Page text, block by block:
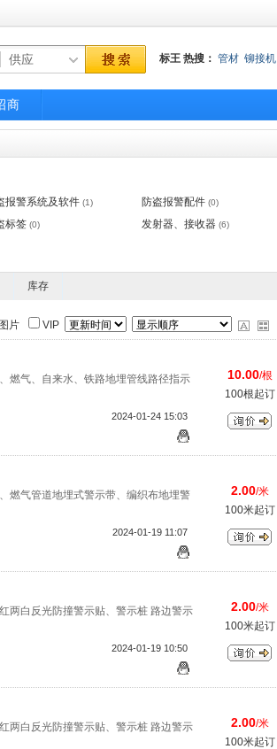
标王 热搜： 管材 铆接机
商
报警系统及软件 (1) 防盗报警配件 (0)
标签 (0) 发射器、接收器 (6)
库存
图片 VIP
燃气、自来水、铁路地埋管线路径指示
2024-01-24 15:03
10.00/根
100根起订
燃气管道地埋式警示带、编织布地埋警
2024-01-19 11:07
2.00/米
100米起订
两白反光防撞警示贴、警示桩 路边警示
2024-01-19 10:50
2.00/米
100米起订
两白反光防撞警示贴、警示桩 路边警示
2.00/米
100米起订